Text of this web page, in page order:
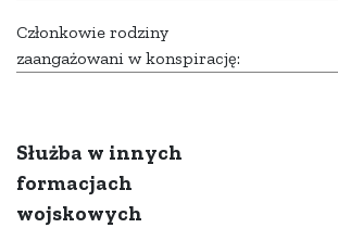
Członkowie rodziny
zaangażowani w konspirację:
Służba w innych
formacjach
wojskowych